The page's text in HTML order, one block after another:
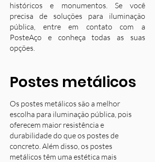
históricos e monumentos. Se você
precisa de soluções para iluminação
pública, entre em contato com a
PosteAço e conheça todas as suas
opções.
Postes metálicos
Os postes metálicos são a melhor
escolha para iluminação pública, pois
oferecem maior resistência e
durabilidade do que os postes de
concreto. Além disso, os postes
metálicos têm uma estética mais